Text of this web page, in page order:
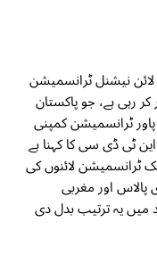
نیشنل ٹرانسمیشن
رہی ہے، جو پاکستان
ٹرانسمیشن کمپنی
ٹی ڈی سی کا کہنا ہے
ٹرانسمیشن لائنوں کی
اور مغربی
میں یہ ترتیب بدل دی